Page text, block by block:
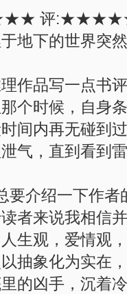
评
地下的世界突
作品写一点书
个时候，自身
间内再无碰到
气，直到看到
要介绍一下作
者来说我相信
生观，爱情观
抽象化为实在
的凶手，沉着